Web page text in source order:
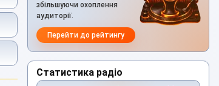
збільшуючи охоплення
аудиторії.
Перейти до рейтингу
Статистика радіо